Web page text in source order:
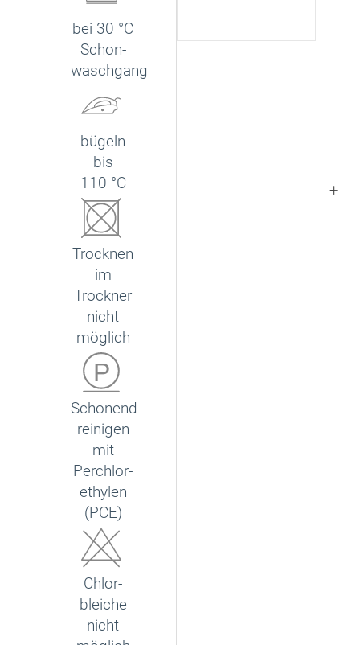
bei 30 °C
Schon­
waschgang
bügeln
bis
110 °C
Trocknen
im
Trockner
nicht
möglich
Schonend
reinigen
mit
Perchlor­
ethylen
(PCE)
Chlor-
bleiche
nicht